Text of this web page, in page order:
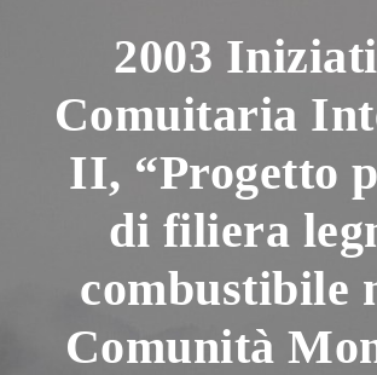
2003
Comuitaria
II, “Progetto
di filiera
combustibile
Comunità